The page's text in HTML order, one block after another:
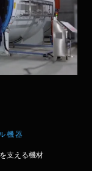
機器
支える機材